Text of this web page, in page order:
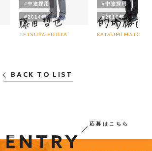
TETSUYA FUJITA
#中途採用
#2014年
KATSUMI MATOBA
#中途採用
#2010年
BACK TO LIST
応募はこちら